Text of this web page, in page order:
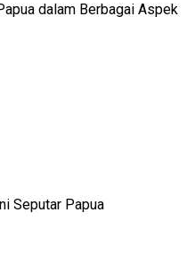
dalam Berbagai Aspek
Seputar Papua